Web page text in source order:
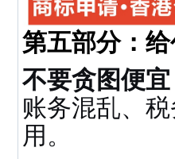
第五部分：
不要贪图便宜
账务混乱、
用。